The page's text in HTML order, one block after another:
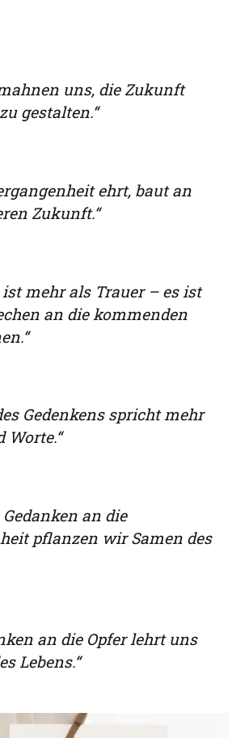
uns, die Zukunft
gestalten.“
ehrt, baut an
Zukunft.“
ist mehr als Trauer – es ist
an die kommenden
Gedenkens spricht mehr
Worte.“
an die
pflanzen wir Samen des
an die Opfer lehrt uns
Lebens.“